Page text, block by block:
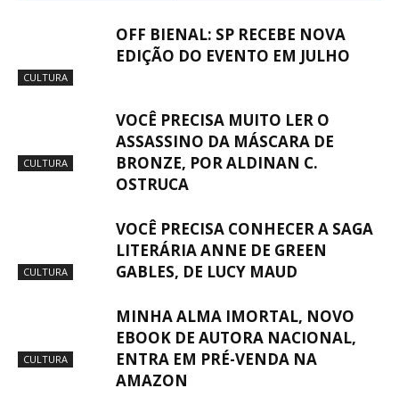
CULTURA
OFF BIENAL: SP RECEBE NOVA
EDIÇÃO DO EVENTO EM JULHO
CULTURA
VOCÊ PRECISA MUITO LER O
ASSASSINO DA MÁSCARA DE
BRONZE, POR ALDINAN C.
OSTRUCA
CULTURA
VOCÊ PRECISA CONHECER A SAGA
LITERÁRIA ANNE DE GREEN
GABLES, DE LUCY MAUD
CULTURA
MINHA ALMA IMORTAL, NOVO
EBOOK DE AUTORA NACIONAL,
ENTRA EM PRÉ-VENDA NA
AMAZON